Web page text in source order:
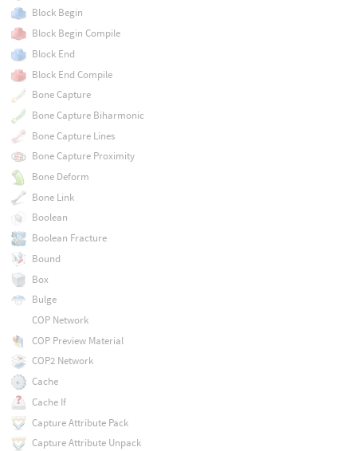
Block Begin
Block Begin Compile
Block End
Block End Compile
Bone Capture
Bone Capture Biharmonic
Bone Capture Lines
Bone Capture Proximity
Bone Deform
Bone Link
Boolean
Boolean Fracture
Bound
Box
Bulge
COP Network
COP Preview Material
COP2 Network
Cache
Cache If
Capture Attribute Pack
Capture Attribute Unpack